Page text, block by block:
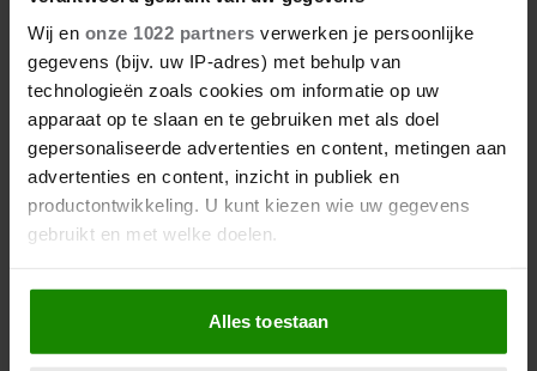
Wij en onze 1022 partners verwerken je persoonlijke
gegevens (bijv. uw IP-adres) met behulp van
technologieën zoals cookies om informatie op uw
apparaat op te slaan en te gebruiken met als doel
gepersonaliseerde advertenties en content, metingen aan
advertenties en content, inzicht in publiek en
productontwikkeling. U kunt kiezen wie uw gegevens
gebruikt en met welke doelen.
Als u het toestaat, willen we ook graag:
Informatie verzamelen over uw geografische
locatie, die tot een paar meter nauwkeurig kan zijn
Alles toestaan
1 augustus 2026
DIT IS DE FAVORIETE
ZOMERVAKANTIEPLEK VAN DE
BELGISCHE KONINKLIJKE
FAMILIE